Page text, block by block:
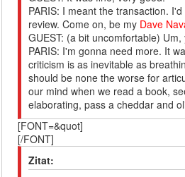
PARIS: I meant the transaction.
review. Come on, be my Dave
GUEST: (a bit uncomfortable)
PARIS: I'm gonna need more. It
criticism is as inevitable as
should be none the worse for
our mind when we read a book,
elaborating, pass a cheddar and
[FONT=&quot]
[/FONT]
Zitat: